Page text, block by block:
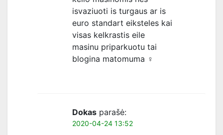
isvaziuoti is turgaus ar is
euro standart eiksteles kai
visas kelkrastis eile
masinu priparkuotu tai
blogina matomuma ‍♀️
Dokas parašė:
2020-04-24 13:52